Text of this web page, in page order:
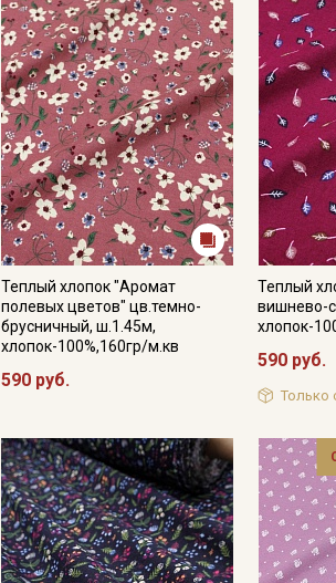
Теплый хлопок "Аромат
полевых цветов" цв.темно-
брусничный, ш.1.45м,
хлопок-100%,160гр/м.кв
590 руб.
Теплый
вишнево-
хлопок-
590 руб.
Только